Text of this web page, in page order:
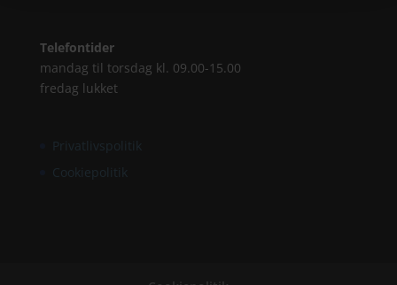
Telefontider
mandag til torsdag kl. 09.00-15.00
fredag lukket
Privatlivspolitik
Cookiepolitik